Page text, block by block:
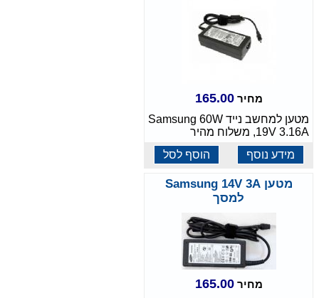
מחיר165.00
מטען למחשב נייד Samsung 60W
19V 3.16A, משלוח מהיר
מידע נוסף
הוסף לסל
מטען Samsung 14V 3A
למסך
מחיר165.00